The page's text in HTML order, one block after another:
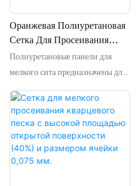
TH56-42, а также могут быть
разработаны другие профили.
Мы также предоставляем услуги
OEM для наших клиентов.
Оранжевая Полиуретановая
Сетка Для Просеивания
Железной Руды С Размером
Ячейки 1045x700 Мм, С
Полиуретановые панели для
мелкого сита предназначены для
высокочастотных вибрационных
грохотов, в основном для
просеивания мелкозернистых
металлических песков, таких как:
кварцевый песок, золотой песок,
песок для обогащения угля и т. д.